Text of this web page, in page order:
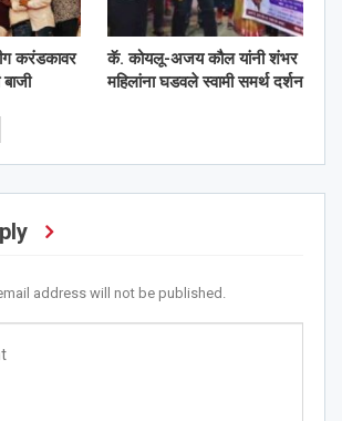
करंडकावर
बाजी
कॅ. कोयलू-अजय कौल यांनी शंभर
महिलांना घडवले स्वामी समर्थ दर्शन
address will not be published.